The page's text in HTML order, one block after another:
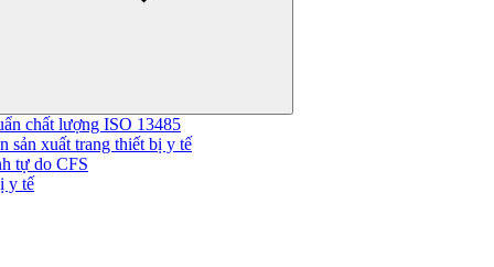
chất lượng ISO 13485
sản xuất trang thiết bị y tế
tự do CFS
y tế